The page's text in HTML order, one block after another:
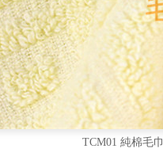
TCM01 純棉毛